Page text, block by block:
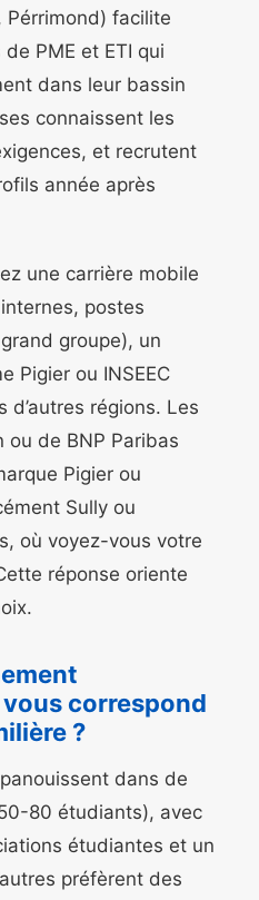
Pérrimond) facilite
PME et ETI qui
dans leur bassin
connaissent les
et recrutent
année après
une carrière mobile
postes
groupe), un
Pigier ou INSEEC
régions. Les
ou de BNP Paribas
Pigier ou
Sully ou
où voyez-vous votre
réponse oriente
vous correspond
?
dans de
80 étudiants), avec
étudiantes et un
préfèrent des